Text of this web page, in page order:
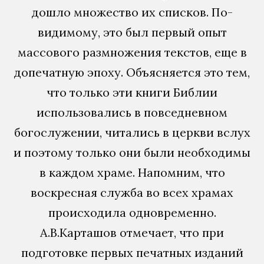
дошло множество их списков. По-
видимому, это был первый опыт
массового размножения текстов, еще в
допечатную эпоху. Объясняется это тем,
что только эти книги Библии
использовались в повседневном
богослужении, читались в церкви вслух
и поэтому только они были необходимы
в каждом храме. Напомним, что
воскресная служба во всех храмах
происходила одновременно.
А.В.Карташов отмечает, что при
подготовке первых печатных изданий